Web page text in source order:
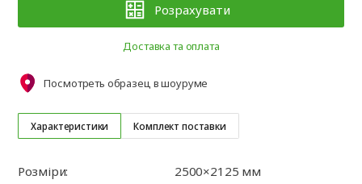
Характеристики Комплект поставки
Розміри:
2500×2125 мм
Розрахувати
Доставка та оплата
Посмотреть образец в шоуруме